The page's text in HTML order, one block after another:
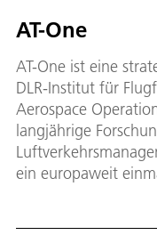
AT-One
AT-One ist eine
DLR-Institut für
Aerospace
langjährige
ein europaweit